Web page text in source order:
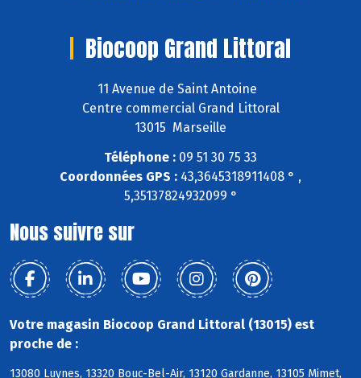
Biocoop Grand Littoral
11 Avenue de Saint Antoine
Centre commercial Grand Littoral
13015 Marseille
Téléphone : 09 51 30 75 33
Coordonnées GPS : 43,3645318911408 ° ,
5,35137824932099 °
Nous suivre sur
Votre magasin Biocoop Grand Littoral (13015) est
proche de :
13080 Luynes, 13320 Bouc-Bel-Air, 13120 Gardanne, 13105 Mimet,